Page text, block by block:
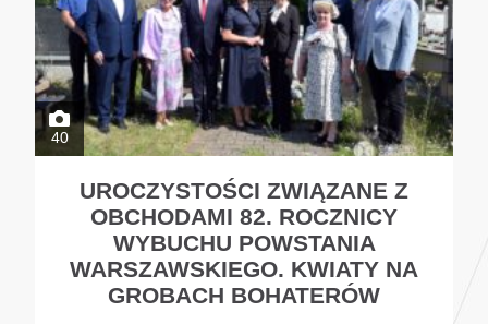
40
UROCZYSTOŚCI ZWIĄZANE Z
OBCHODAMI 82. ROCZNICY
WYBUCHU POWSTANIA
WARSZAWSKIEGO. KWIATY NA
GROBACH BOHATERÓW